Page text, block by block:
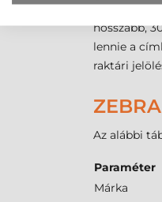
Mivel a
hosszabb,
lennie a
raktári
Az alábbi
Paraméter
Márka